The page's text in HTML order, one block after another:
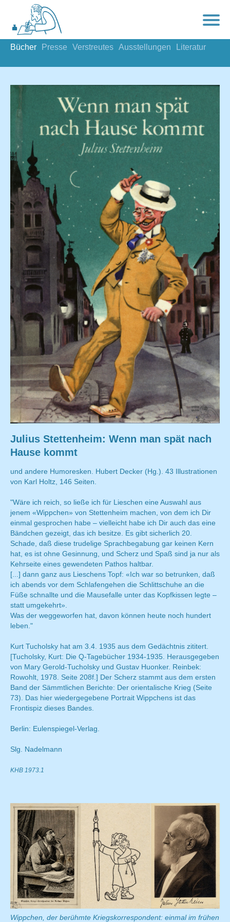
Bücher Presse Verstreutes Ausstellungen Literatur
Julius Stettenheim: Wenn man spät nach
Hause kommt
und andere Humoresken. Hubert Decker (Hg.). 43 Illustrationen
von Karl Holtz, 146 Seiten.
"Wäre ich reich, so ließe ich für Lieschen eine Auswahl aus
jenem «Wippchen» von Stettenheim machen, von dem ich Dir
einmal gesprochen habe – vielleicht habe ich Dir auch das eine
Bändchen gezeigt, das ich besitze. Es gibt sicherlich 20.
Schade, daß diese trudelige Sprachbegabung gar keinen Kern
hat, es ist ohne Gesinnung, und Scherz und Spaß sind ja nur als
Kehrseite eines gewendeten Pathos haltbar.
[...] dann ganz aus Lieschens Topf: «Ich war so betrunken, daß
ich abends vor dem Schlafengehen die Schlittschuhe an die
Füße schnallte und die Mausefalle unter das Kopfkissen legte –
statt umgekehrt».
Was der weggeworfen hat, davon können heute noch hundert
leben."
Kurt Tucholsky hat am 3.4. 1935 aus dem Gedächtnis zititert.
[Tucholsky, Kurt: Die Q-Tagebücher 1934-1935. Herausgegeben
von Mary Gerold-Tucholsky und Gustav Huonker. Reinbek:
Rowohlt, 1978. Seite 208f.] Der Scherz stammt aus dem ersten
Band der Sämmtlichen Berichte: Der orientalische Krieg (Seite
73). Das hier wiedergegebene Portrait Wippchens ist das
Frontispiz dieses Bandes.
Berlin: Eulenspiegel-Verlag.
Slg. Nadelmann
KHB 1973.1
Wippchen, der berühmte Kriegskorrespondent: einmal im frühen